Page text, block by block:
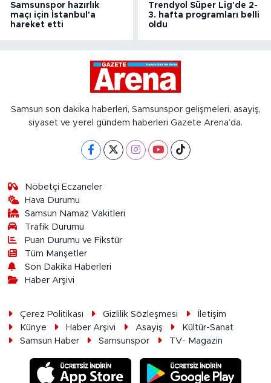
Samsunspor hazırlık
maçı için İstanbul'a
hareket etti
Trendyol Süper Lig'de 2-
3. hafta programları belli
oldu
Samsun son dakika haberleri, Samsunspor gelişmeleri, asayiş,
siyaset ve yerel gündem haberleri Gazete Arena’da.
Nöbetçi Eczaneler
Hava Durumu
Samsun Namaz Vakitleri
Trafik Durumu
Puan Durumu ve Fikstür
Tüm Manşetler
Son Dakika Haberleri
Haber Arşivi
Çerez Politikası Gizlilik Sözleşmesi
İletişim
Künye
Haber Arşivi Asayiş
Kültür-Sanat
Samsun Haber
Samsunspor TV- Magazin